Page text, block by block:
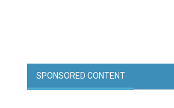
SPONSORED CONTENT